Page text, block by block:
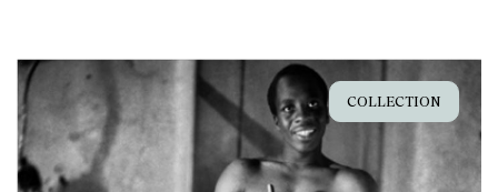
COLLECTION